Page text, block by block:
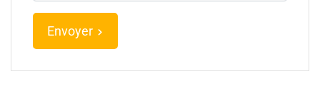
Envoyer